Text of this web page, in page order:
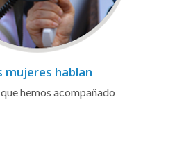
mujeres hablan
hemos acompañado